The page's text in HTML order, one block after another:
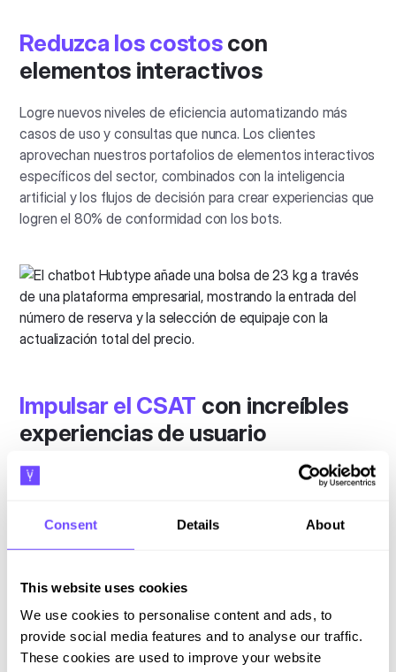
Consent Details About
This website uses cookies
We use cookies to personalise content and ads, to
provide social media features and to analyse our traffic.
These cookies are used to improve your website
Reduzca los costoscon
elementos interactivos
Logre nuevos niveles de eficiencia automatizando más
casos de uso y consultas que nunca. Los clientes
aprovechan nuestros portafolios de elementos interactivos
específicos del sector, combinados con la inteligencia
artificial y los flujos de decisión para crear experiencias que
logren el 80% de conformidad con los bots.
Impulsar el CSAT con increíbles
experiencias de usuario
Aumente sus puntuaciones de CSAT y NPS
una transferencia de agentes sin problemas cuando sea
brinde experiencias fluidas que se traduzcan en un